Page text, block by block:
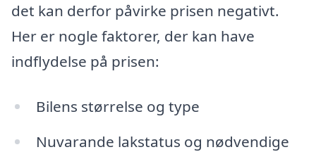
det kan derfor påvirke prisen negativt.
Her er nogle faktorer, der kan have
indflydelse på prisen:
Bilens størrelse og type
Nuvarande lakstatus og nødvendige